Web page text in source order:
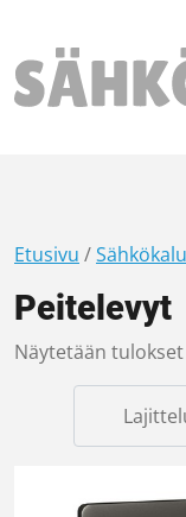
Päävalikko
Etusivu /
Peitelevyt
Näytetään tulokset